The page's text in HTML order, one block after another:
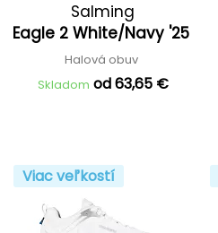
Salming
Eagle 2 White/Navy '25
Halová obuv
Skladom od 63,65 €
Viac veľkostí